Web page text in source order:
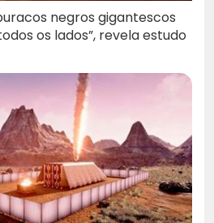
negros gigantescos
os lados”, revela estudo